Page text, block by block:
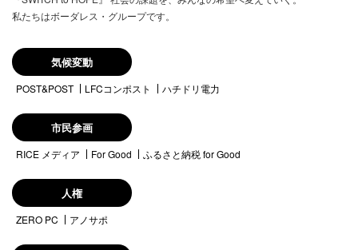
私たちはボーダレス・グループです。
気候変動
POST&POST LFCコンポスト ハチドリ電力
市民参画
RICE メディア For Good ふるさと納税 for Good
人権
ZERO PC アノサポ